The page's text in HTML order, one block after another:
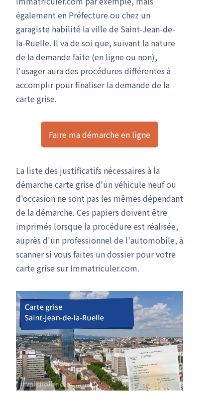
également en Préfecture ou chez un
garagiste habilité la ville de Saint-Jean-de-
la-Ruelle. Il va de soi que, suivant la nature
de la demande faite (en ligne ou non),
l'usager aura des procédures différentes à
accomplir pour finaliser la demande de la
carte grise.
Faire ma démarche en ligne
La liste des justificatifs nécessaires à la
démarche carte grise d'un véhicule neuf ou
d'occasion ne sont pas les mêmes dépendant
de la démarche. Ces papiers doivent être
imprimés lorsque la procédure est réalisée,
auprès d'un professionnel de l'automobile, à
scanner si vous faites un dossier pour votre
carte grise sur Immatriculer.com.